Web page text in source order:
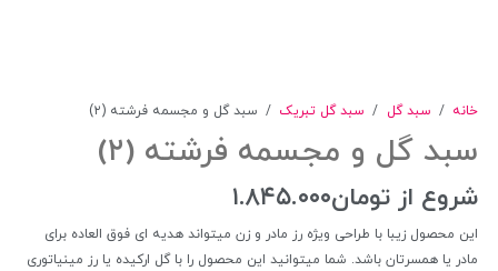
خانه / سبد گل / سبد گل تبریک / سبد گل و مجسمه فرشته (۲)
سبد گل و مجسمه فرشته (۲)
شروع از تومان۱.۸۴۵.۰۰۰
این محصول زیبا با طراحی ویژه رز مادر و زن میتواند هدیه ای فوق العاده برای
مادر یا همسرتان باشد. شما میتوانید این محصول را با گل ارکیده یا رز مینیاتوری